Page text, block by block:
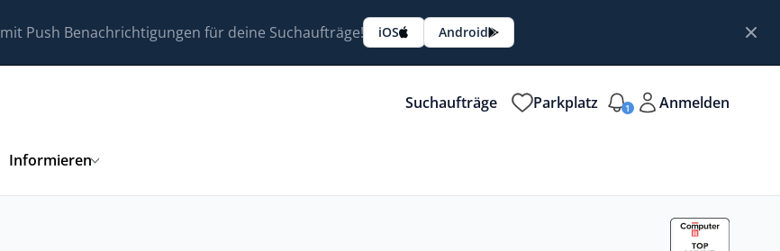
mit Push Benachrichtigungen für deine Suchaufträge! iOS Android
Suchaufträge Parkplatz 1 Anmelden
Informieren